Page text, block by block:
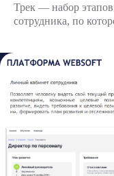
Трек — набор
сотрудника, по
Заполните